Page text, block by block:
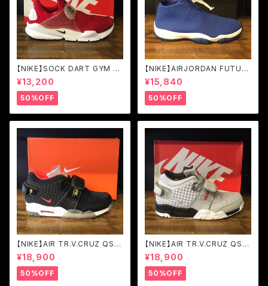
【NIKE】SOCK DART GYM RE
D/BLACK-WHITE (819686-
601)
¥13,200
50%OFF
【NIKE】AIRJORDAN FUTUR
E VARSITY ROYAL/WHITE
(656503-401)
¥15,840
50%OFF
【NIKE】AIR TR.V.CRUZ QS B
LK/BRGHT CRMSN-TR YLL
W-WHITE (821955-001)
¥18,900
50%OFF
【NIKE】AIR TR.V.CRUZ QS
WLF GRY/MTLLC SLVR-BL
K-BRGHT (777535-001)
¥18,900
50%OFF